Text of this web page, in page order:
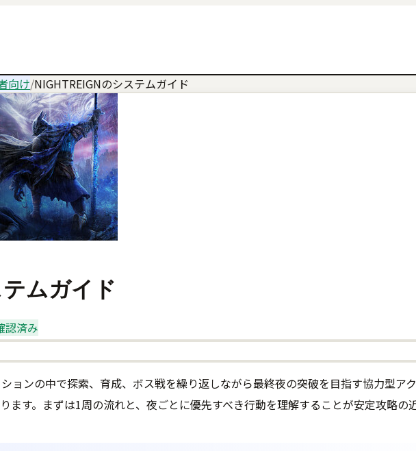
向け/NIGHTREIGNのシステムガイド
テムガイド
認済み
ョンの中で探索、育成、ボス戦を繰り返しながら最終夜の突破を目指す協力型ア
ます。まずは1周の流れと、夜ごとに優先すべき行動を理解することが安定攻略の近